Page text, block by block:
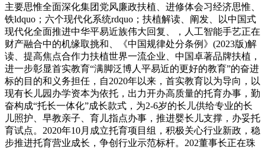
主要思惟全面深化集团党风廉政扶植、进修体会习经济思惟、
铁ldquo；六个现代化系统rdquo；扶植解读、阐发、以中国式
现代化全面推进中华平易近族伟大回复、，人工智能手艺正在
财产融合中的机缘取挑和、《中国规律处分条例》(2023版)解
读、提高焦点合作力扶植世界一流企业、中国卓著品牌扶植，
进一步彰显首实教育“满脚泛博人平易近的更好的教育”的奋进
标的目的和义务担任，自2020年以来，首实教育以为导向，以
现有长儿园办学资本为依托，出力开办高质量的托育办事，勤
奋构成“托长一体化”成长款式，为2-6岁的长儿供给专业的长
儿照护、早教亲子、育儿指点办事，推进婴长儿支撑，办妥托
育试点。2020年10月成立托育项目组，积极关心行业新政，稳
步推进托育营业成长，争创行业示范标杆。202董事长正在珠